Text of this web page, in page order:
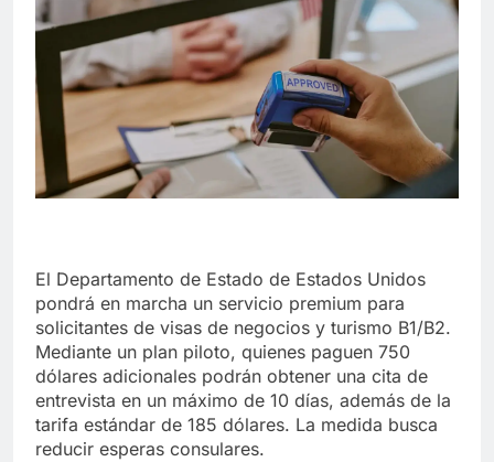
El Departamento de Estado de Estados Unidos
pondrá en marcha un servicio premium para
solicitantes de visas de negocios y turismo B1/B2.
Mediante un plan piloto, quienes paguen 750
dólares adicionales podrán obtener una cita de
entrevista en un máximo de 10 días, además de la
tarifa estándar de 185 dólares. La medida busca
reducir esperas consulares.